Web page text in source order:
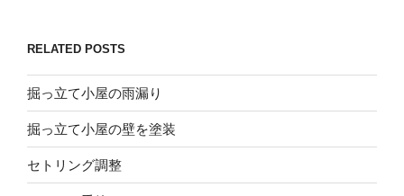
RELATED POSTS
掘っ立て小屋の雨漏り
掘っ立て小屋の壁を塗装
セトリング調整